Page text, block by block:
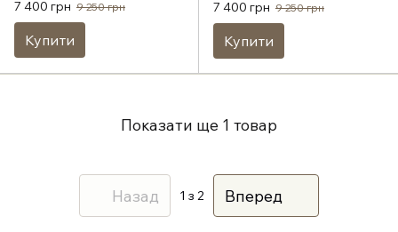
7 400 грн 9 250 грн
Купити
7 400 грн 9 250 грн
Купити
Показати ще 1 товар
Назад 1 з 2 Вперед